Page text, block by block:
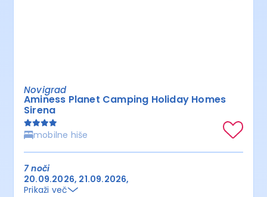
Novigrad
Aminess Planet Camping Holiday Homes
Sirena
mobilne hiše
7 noči
20.09.2026 21.09.2026
Prikaži več